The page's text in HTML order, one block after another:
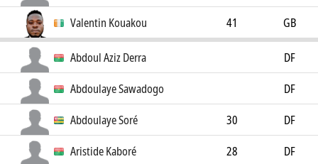
Valentin Kouakou
41 GB
Abdoul Aziz Derra
DF
Abdoulaye Sawadogo
DF
Abdoulaye Soré
30
DF
Aristide Kaboré
28
DF